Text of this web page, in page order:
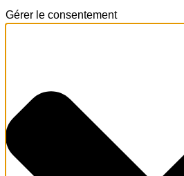
Gérer le consentement